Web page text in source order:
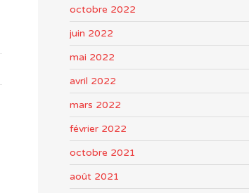
octobre 2022
juin 2022
mai 2022
avril 2022
mars 2022
février 2022
octobre 2021
août 2021